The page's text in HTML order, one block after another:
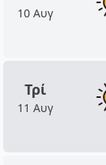
10 Αυγ
Τρί
11 Αυγ